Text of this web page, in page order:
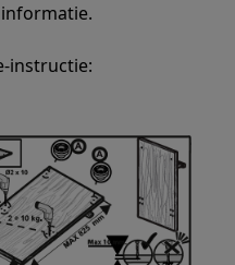
instructie: